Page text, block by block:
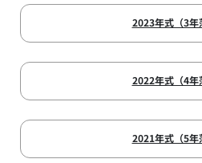
2023年式（3年
2022年式（4年
2021年式（5年